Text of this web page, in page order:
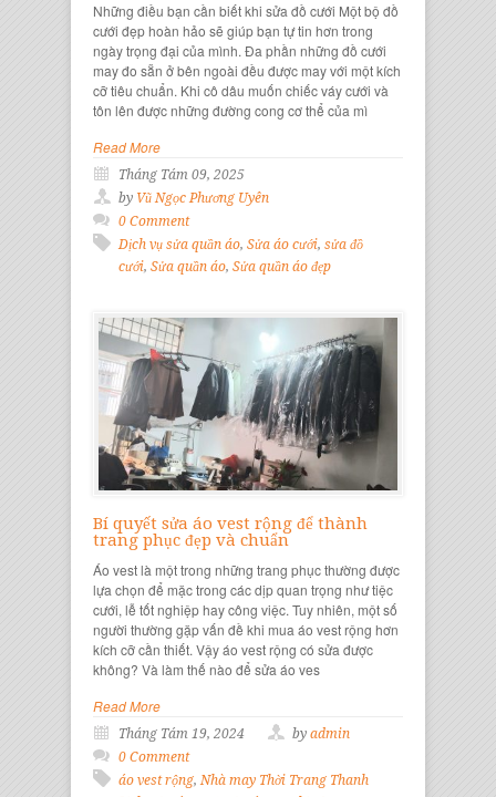
Những điều bạn cần biết khi sửa đồ cưới Một bộ đồ
cưới đẹp hoàn hảo sẽ giúp bạn tự tin hơn trong
ngày trọng đại của mình. Đa phần những đồ cưới
may đo sẵn ở bên ngoài đều được may với một kích
cỡ tiêu chuẩn. Khi cô dâu muốn chiếc váy cưới và
tôn lên được những đường cong cơ thể của mì
Read More
Tháng Tám 09, 2025
by Vũ Ngọc Phương Uyên
0 Comment
Dịch vụ sửa quần áo, Sửa áo cưới, sửa đồ
cưới, Sửa quần áo, Sửa quần áo đẹp
Bí quyết sửa áo vest rộng để thành
trang phục đẹp và chuẩn
Áo vest là một trong những trang phục thường được
lựa chọn để mặc trong các dịp quan trọng như tiệc
cưới, lễ tốt nghiệp hay công việc. Tuy nhiên, một số
người thường gặp vấn đề khi mua áo vest rộng hơn
kích cỡ cần thiết. Vậy áo vest rộng có sửa được
không? Và làm thế nào để sửa áo ves
Read More
Tháng Tám 19, 2024 by admin
0 Comment
áo vest rộng, Nhà may Thời Trang Thanh